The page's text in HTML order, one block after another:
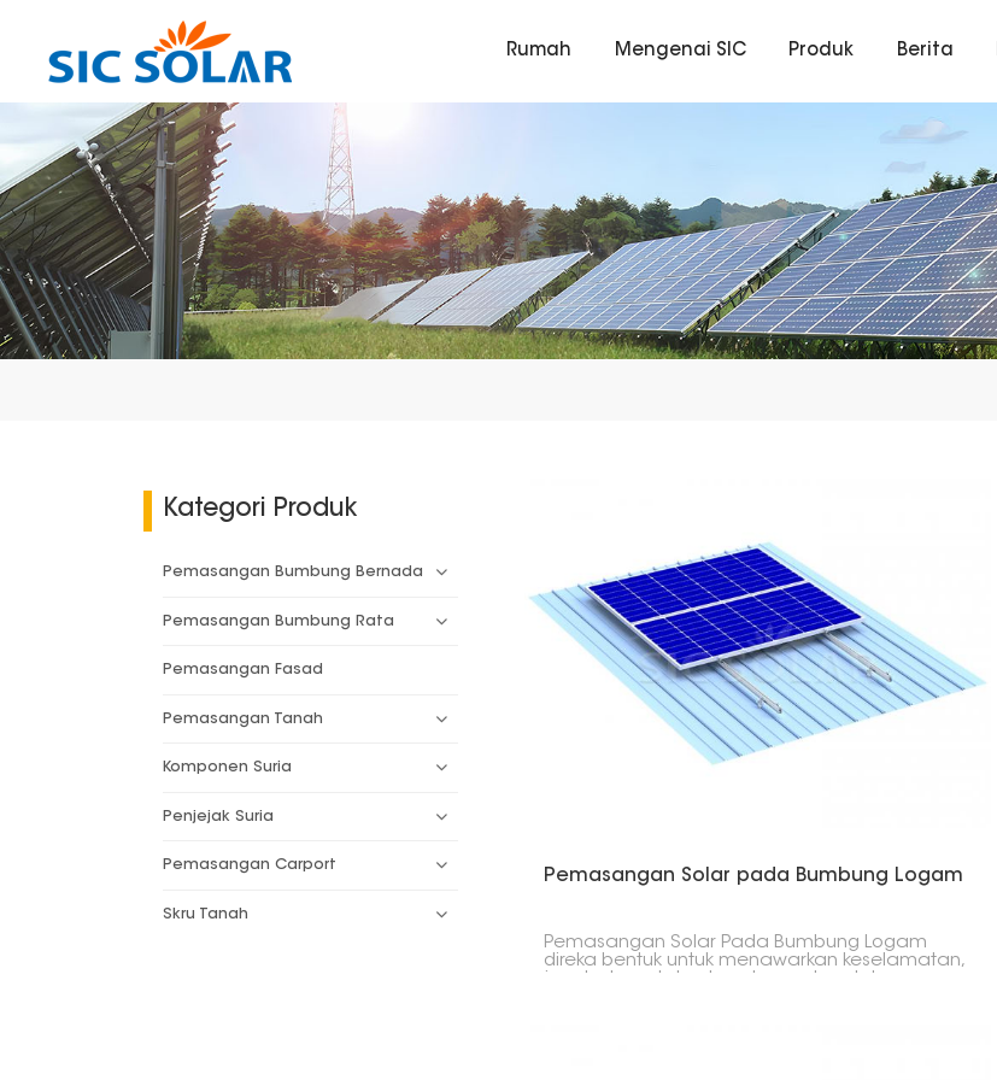
Rumah Mengenai SIC Produk Berita
Kategori Produk
Pemasangan Bumbung Bernada
Pemasangan Bumbung Rata
Pemasangan Fasad
Pemasangan Tanah
Komponen Suria
Penjejak Suria
Pemasangan Carport
Skru Tanah
Pemasangan Solar pada Bumbung Logam
Pemasangan Solar Pada Bumbung Logam
direka bentuk untuk menawarkan keselamatan,